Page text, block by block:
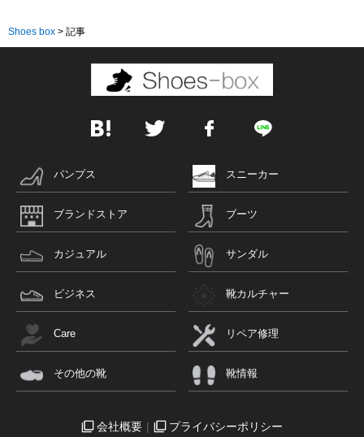
Shoes box > 記事
パンプス スニーカー
ブランドストア ブーツ
カジュアル サンダル
ビジネス 靴カルチャー
Care リペア修理
その他の靴 靴情報
会社概要 プライバシーポリシー